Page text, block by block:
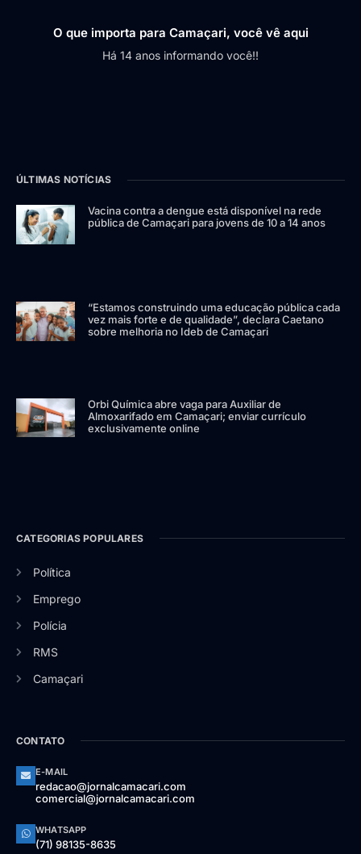
O que importa para Camaçari, você vê aqui
Há 14 anos informando você!!
ÚLTIMAS NOTÍCIAS
Vacina contra a dengue está disponível na rede
pública de Camaçari para jovens de 10 a 14 anos
“Estamos construindo uma educação pública cada
vez mais forte e de qualidade”, declara Caetano
sobre melhoria no Ideb de Camaçari
Orbi Química abre vaga para Auxiliar de
Almoxarifado em Camaçari; enviar currículo
exclusivamente online
CATEGORIAS POPULARES
Política
Emprego
Polícia
RMS
Camaçari
CONTATO
E-MAIL
redacao@jornalcamacari.com
comercial@jornalcamacari.com
WHATSAPP
(71) 98135-8635